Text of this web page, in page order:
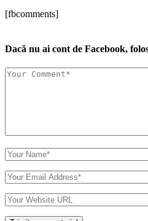
[fbcomments]
Dacă nu ai cont de Facebook,